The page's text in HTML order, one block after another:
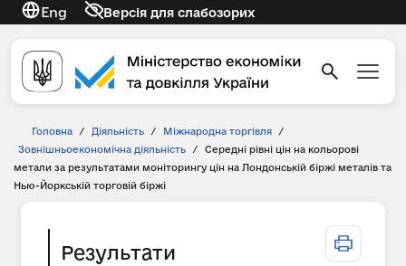
Eng Версія для слабозорих
Головна / Діяльність / Міжнародна торгівля
/
Зовнішньоекономічна діяльність
/
Середні рівні цін на кольорові
метали за результатами моніторингу цін на Лондонській біржі металів та
Нью-Йоркській торговій біржі
Результати